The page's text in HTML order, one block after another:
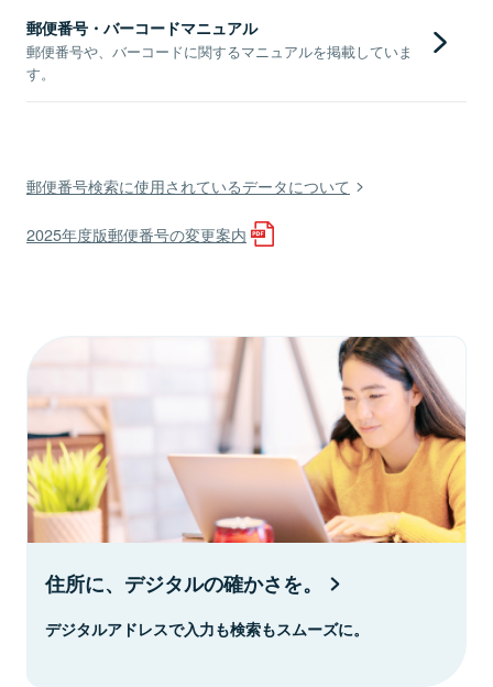
郵便番号・バーコードマニュアル
郵便番号や、バーコードに関するマニュアルを掲載していま
す。
郵便番号検索に使用されているデータについて
2025年度版郵便番号の変更案内
住所に、デジタルの確かさを。
デジタルアドレスで入力も検索もスムーズに。